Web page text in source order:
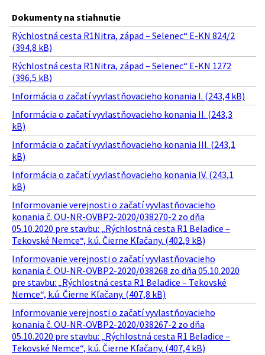
Dokumenty na stiahnutie
Rýchlostná cesta R1Nitra, západ – Selenec“ E-KN 824/2
(394,8 kB)
Rýchlostná cesta R1Nitra, západ – Selenec“ E-KN 1272
(396,5 kB)
Informácia o začatí vyvlastňovacieho konania I. (243,4 kB)
Informácia o začatí vyvlastňovacieho konania II. (243,3
kB)
Informácia o začatí vyvlastňovacieho konania III. (243,1
kB)
Informácia o začatí vyvlastňovacieho konania IV. (243,1
kB)
Informovanie verejnosti o začatí vyvlastňovacieho
konania č. OU-NR-OVBP2-2020/038270-2 zo dňa
05.10.2020 pre stavbu: „Rýchlostná cesta R1 Beladice –
Tekovské Nemce“, k.ú. Čierne Kľačany. (402,9 kB)
Informovanie verejnosti o začatí vyvlastňovacieho
konania č. OU-NR-OVBP2-2020/038268 zo dňa 05.10.2020
pre stavbu: „Rýchlostná cesta R1 Beladice – Tekovské
Nemce“, k.ú. Čierne Kľačany. (407,8 kB)
Informovanie verejnosti o začatí vyvlastňovacieho
konania č. OU-NR-OVBP2-2020/038267-2 zo dňa
05.10.2020 pre stavbu: „Rýchlostná cesta R1 Beladice –
Tekovské Nemce“, k.ú. Čierne Kľačany. (407,4 kB)